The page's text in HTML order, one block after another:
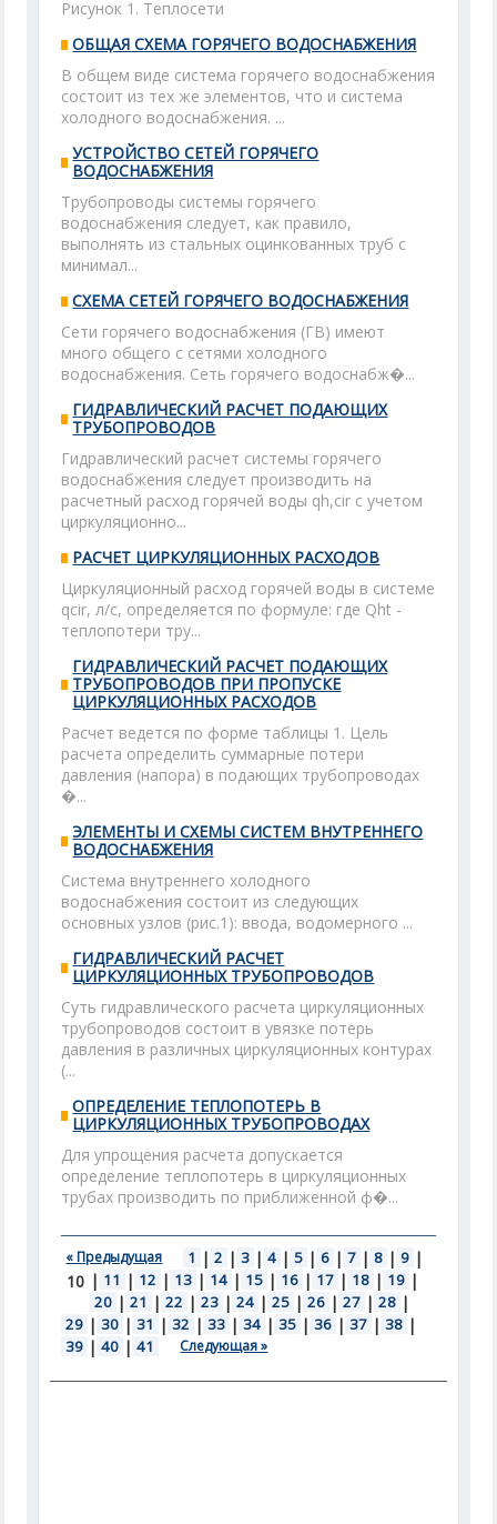
Рисунок 1. Теплосети
ОБЩАЯ СХЕМА ГОРЯЧЕГО ВОДОСНАБЖЕНИЯ
В общем виде система горячего водоснабжения
состоит из тех же элементов, что и система
холодного водоснабжения. ...
УСТРОЙСТВО СЕТЕЙ ГОРЯЧЕГО
ВОДОСНАБЖЕНИЯ
Трубопроводы системы горячего
водоснабжения следует, как правило,
выполнять из стальных оцинкованных труб с
минимал...
СХЕМА СЕТЕЙ ГОРЯЧЕГО ВОДОСНАБЖЕНИЯ
Сети горячего водоснабжения (ГВ) имеют
много общего с сетями холодного
водоснабжения. Сеть горячего водоснабж�...
ГИДРАВЛИЧЕСКИЙ РАСЧЕТ ПОДАЮЩИХ
ТРУБОПРОВОДОВ
Гидравлический расчет системы горячего
водоснабжения следует производить на
расчетный расход горячей воды qh,cir с учетом
циркуляционно...
РАСЧЕТ ЦИРКУЛЯЦИОННЫХ РАСХОДОВ
Циркуляционный расход горячей воды в системе
qcir, л/с, определяется по формуле: где Qht -
теплопотери тру...
ГИДРАВЛИЧЕСКИЙ РАСЧЕТ ПОДАЮЩИХ
ТРУБОПРОВОДОВ ПРИ ПРОПУСКЕ
ЦИРКУЛЯЦИОННЫХ РАСХОДОВ
Расчет ведется по форме таблицы 1. Цель
расчета определить суммарные потери
давления (напора) в подающих трубопроводах
�...
ЭЛЕМЕНТЫ И СХЕМЫ СИСТЕМ ВНУТРЕННЕГО
ВОДОСНАБЖЕНИЯ
Система внутреннего холодного
водоснабжения состоит из следующих
основных узлов (рис.1): ввода, водомерного ...
ГИДРАВЛИЧЕСКИЙ РАСЧЕТ
ЦИРКУЛЯЦИОННЫХ ТРУБОПРОВОДОВ
Суть гидравлического расчета циркуляционных
трубопроводов состоит в увязке потерь
давления в различных циркуляционных контурах
(...
ОПРЕДЕЛЕНИЕ ТЕПЛОПОТЕРЬ В
ЦИРКУЛЯЦИОННЫХ ТРУБОПРОВОДАХ
Для упрощения расчета допускается
определение теплопотерь в циркуляционных
трубах производить по приближенной ф�...
« Предыдущая 1 | 2 | 3 | 4 | 5 | 6 | 7 | 8 | 9 |
10 | 11 | 12 | 13 | 14 | 15 | 16 | 17 | 18 | 19 |
20 | 21 | 22 | 23 | 24 | 25 | 26 | 27 | 28 |
29 | 30 | 31 | 32 | 33 | 34 | 35 | 36 | 37 | 38 |
39 | 40 | 41 Следующая »